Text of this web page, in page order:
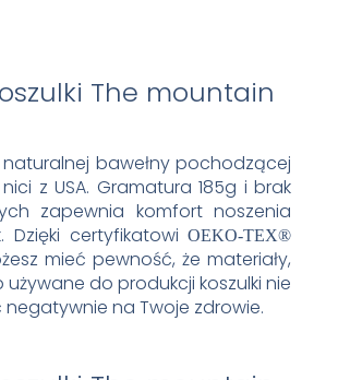
naturalnej bawełny pochodzącej
z USA. Gramatura 185g i brak
zapewnia komfort noszenia
Dzięki certyfikatowiOEKO-TEX®
mieć pewność, że materiały,
używane do produkcji koszulki nie
na Twoje zdrowie.